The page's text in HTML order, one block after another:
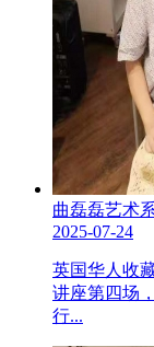
曲磊磊艺术
2025-07-24
英国华人收
讲座第四场
行...